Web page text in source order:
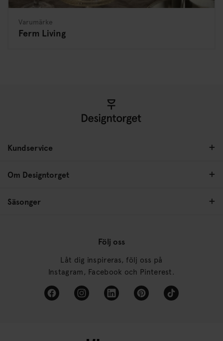
Varumärke
Ferm Living
Kundservice
Om Designtorget
Säsonger
Följ oss
Låt dig inspireras, följ oss på
Instagram, Facebook och Pinterest.